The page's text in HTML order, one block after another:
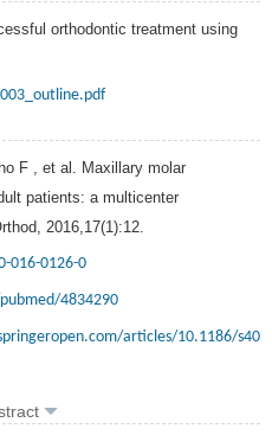
orthodontic treatment using
F , et al. Maxillary molar
patients: a multicenter
2016 17(1):12.
016-0126-0
4834290
articles/10.1186/